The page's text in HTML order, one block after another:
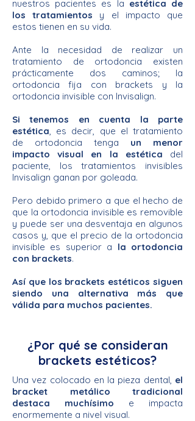
nuestros pacientes es la estética de
los tratamientos y el impacto que
estos tienen en su vida.
Ante la necesidad de realizar un
tratamiento de ortodoncia existen
prácticamente dos caminos; la
ortodoncia fija con brackets y la
ortodoncia invisible con Invisalign.
Si tenemos en cuenta la parte
estética, es decir, que el tratamiento
de ortodoncia tenga un menor
impacto visual en la estética del
paciente, los tratamientos invisibles
Invisalign ganan por goleada.
Pero debido primero a que el hecho de
que la ortodoncia invisible es removible
y puede ser una desventaja en algunos
casos y, que el precio de la ortodoncia
invisible es superior a la ortodoncia
con brackets.
Así que los brackets estéticos siguen
siendo una alternativa más que
válida para muchos pacientes.
¿Por qué se consideran
brackets estéticos?
Una vez colocado en la pieza dental, el
bracket metálico tradicional
destaca muchísimo e impacta
enormemente a nivel visual.